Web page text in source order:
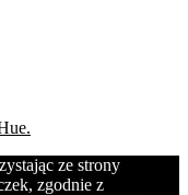
ze strony
zgodnie z